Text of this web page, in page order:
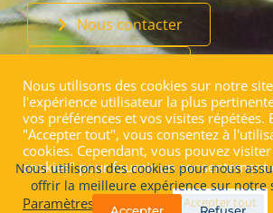
Nous utilisons des cookies pour nous
offrir la meilleure expérience sur notre
Accepter Refuser
Nous contacter
Copyright © 2026 A.P.E.I Vitry le François |
Ducret Webdesign
Nous utilisons des cookies sur notre
l'expérience utilisateur la plus
vos préférences et vos visites répétées.
"Accepter tout", vous consentez à
cookies. Cependant, vous pouvez
cookies" pour fournir un consentement
Paramètres de cookies
Accepter tout